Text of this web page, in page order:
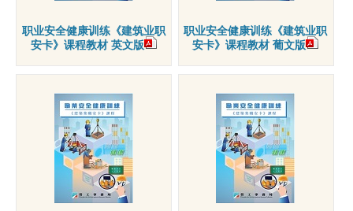
职业安全健康训练《建筑业职
安卡》课程教材 英文版
职业安全健康训练《建筑业职
安卡》课程教材 葡文版